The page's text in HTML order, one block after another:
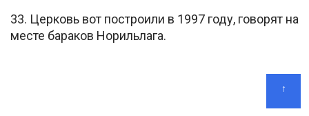
33. Церковь вот построили в 1997 году, говорят на
месте бараков Норильлага.
↑